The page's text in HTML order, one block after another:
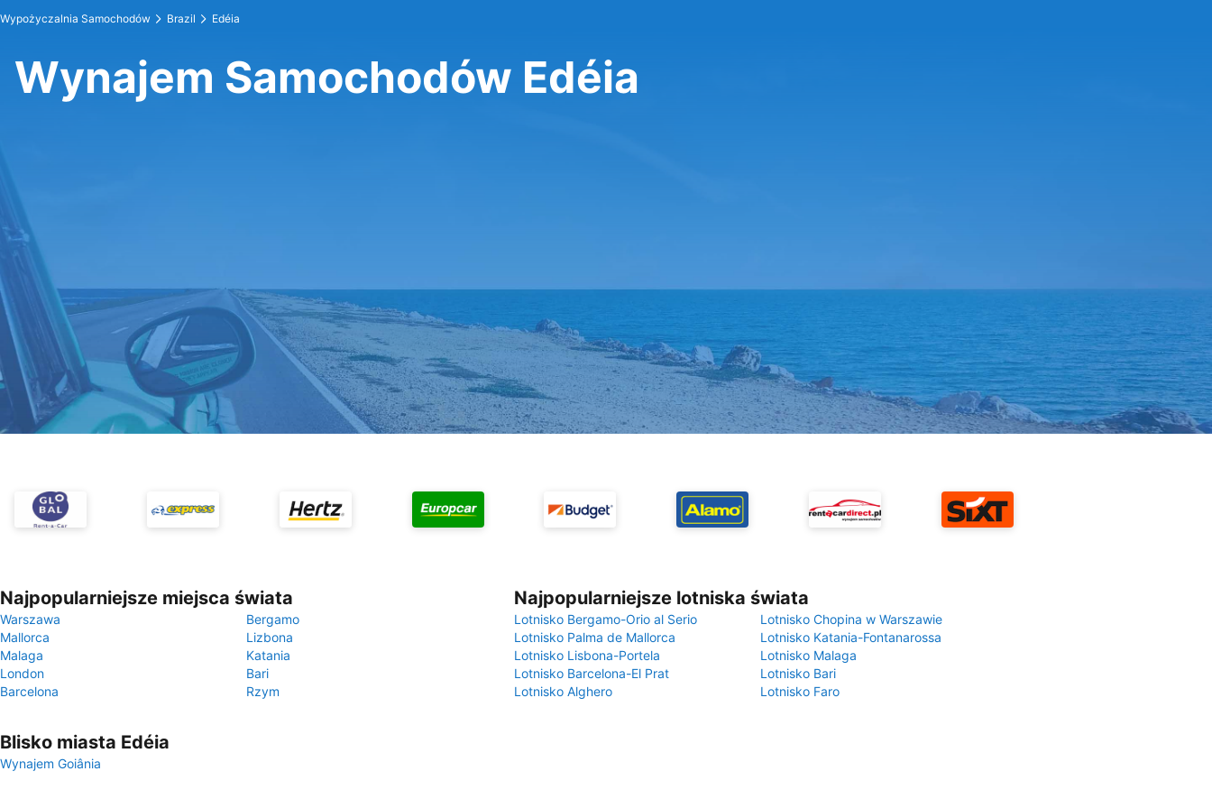
Wypożyczalnia Samochodów Brazil Edéia
Wynajem Samochodów Edéia
Najpopularniejsze miejsca świata
Warszawa
Bergamo
Mallorca
Lizbona
Malaga
Katania
London
Bari
Barcelona
Rzym
Najpopularniejsze lotniska świata
Lotnisko Bergamo-Orio al Serio
Lotnisko Chopina w Warszawie
Lotnisko Palma de Mallorca
Lotnisko Katania-Fontanarossa
Lotnisko Lisbona-Portela
Lotnisko Malaga
Lotnisko Barcelona-El Prat
Lotnisko Bari
Lotnisko Alghero
Lotnisko Faro
Blisko miasta Edéia
Wynajem Goiânia